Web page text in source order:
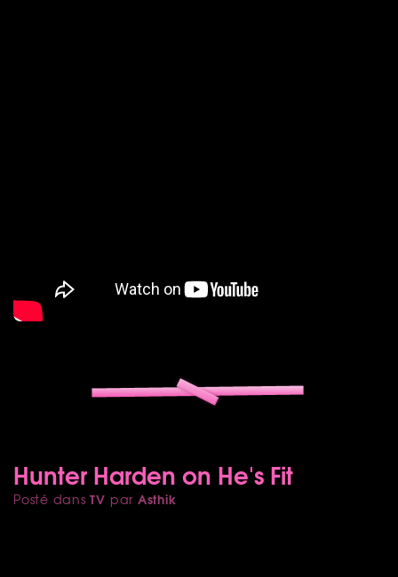
Hunter Harden on He's Fit
Posté dansTV par Asthik